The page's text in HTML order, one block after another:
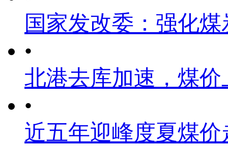
国家发改委：强化
•
北港去库加速，煤
•
近五年迎峰度夏煤价